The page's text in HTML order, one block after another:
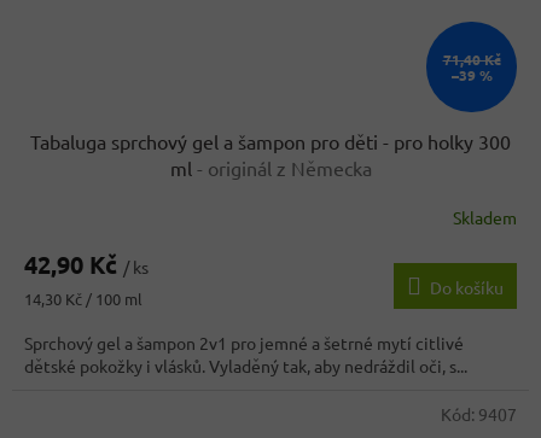
71,40 Kč
–39 %
Tabaluga sprchový gel a šampon pro děti - pro holky 300
ml - originál z Německa
produktu
4,2
z
5
hvězdiček.
Skladem
42,90 Kč / ks
Měrná
14,30 Kč / 100 ml
Do košíku
Sprchový gel a šampon 2v1 pro jemné a šetrné mytí citlivé
dětské pokožky i vlásků. Vyladěný tak, aby nedráždil oči, s...
Kód: 9407